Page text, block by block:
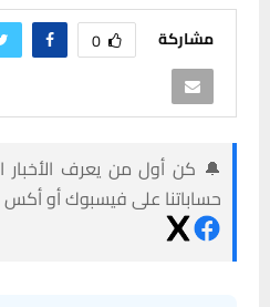
مشاركة 0
🔔 كن أول من يعرف الأخبار
حساباتنا على فيسبوك أو أكس